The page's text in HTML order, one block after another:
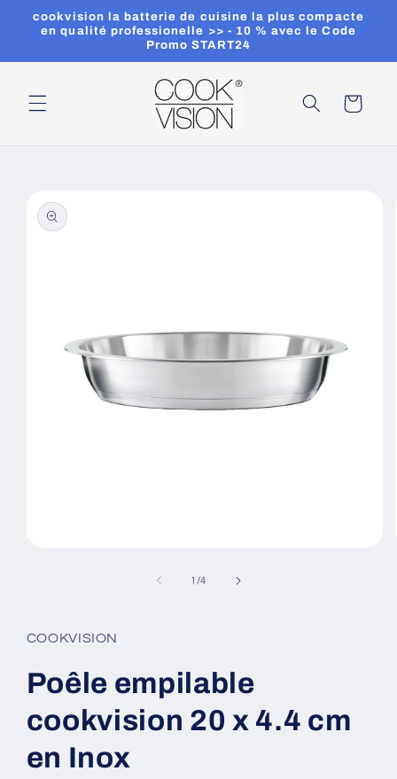
passer
au
cookvision la batterie de cuisine la plus compacte
en qualité professionelle >> - 10 % avec le Code
Promo START24
Panier
informations
produits
fenêtre
modale
1 /de
4
COOKVISION
Poêle empilable
cookvision 20 x 4.4 cm
en Inox